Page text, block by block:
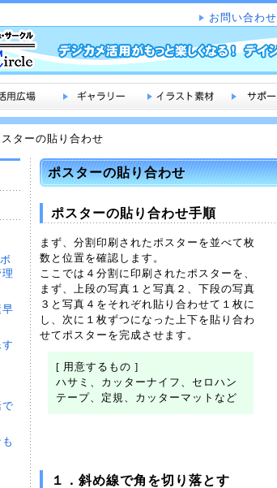
お問い合わせ
ターの貼り合わせ
ポスターの貼り合わせ
ポスターの貼り合わせ手順
まず、分割印刷されたポスターを並べて枚
数と位置を確認します。
ここでは４分割に印刷されたポスターを、
まず、上段の写真１と写真２、下段の写真
３と写真４をそれぞれ貼り合わせて１枚に
し、次に１枚ずつになった上下を貼り合わ
せてポスターを完成させます。
[ 用意するもの ]
ハサミ、カッターナイフ、セロハン
テープ、定規、カッターマットなど
１．斜め線で角を切り落とす